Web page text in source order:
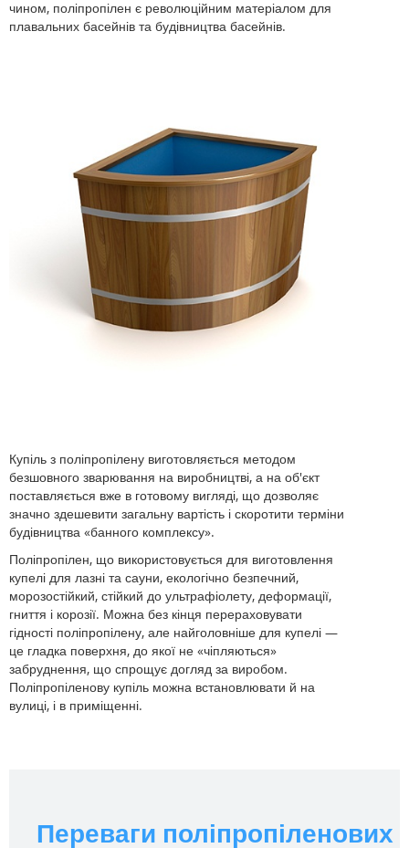
чином, поліпропілен є революційним матеріалом для
плавальних басейнів та будівництва басейнів.
Купіль з поліпропілену виготовляється методом
безшовного зварювання на виробництві, а на об'єкт
поставляється вже в готовому вигляді, що дозволяє
значно здешевити загальну вартість і скоротити терміни
будівництва «банного комплексу».
Поліпропілен, що використовується для виготовлення
купелі для лазні та сауни, екологічно безпечний,
морозостійкий, стійкий до ультрафіолету, деформації,
гниття і корозії. Можна без кінця перераховувати
гідності поліпропілену, але найголовніше для купелі —
це гладка поверхня, до якої не «чіпляються»
забруднення, що спрощує догляд за виробом.
Поліпропіленову купіль можна встановлювати й на
вулиці, і в приміщенні.
Переваги поліпропіленових